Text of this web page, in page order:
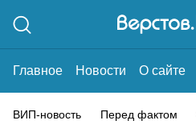
Главное Новости О сайте
ВИП-новость Перед фактом